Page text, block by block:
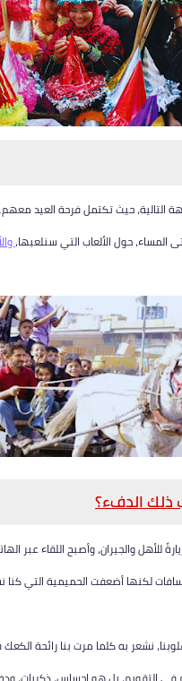
التالية، حيث تكتمل فرحة العيد
المساء، حول الألعاب التي سنلعبها،
ذلك الدفء؟
للأهل والجيران، وأصبح اللقاء عبر
لكنها أضعفت الحميمية التي
نشعر به كلما مرت بنا رائحة الكعك